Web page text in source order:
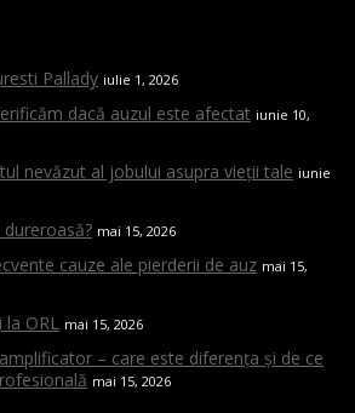
Pallady iulie 1, 2026
dacă auzul este afectat iunie 10,
nevăzut al jobului asupra vieții tale iunie
mai 15, 2026
cauze ale pierderii de auz mai 15,
ORL mai 15, 2026
– care este diferența și de ce
mai 15, 2026